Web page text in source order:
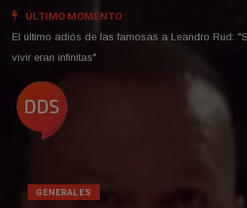
ÚLTIMO MOMENTO :
El último adiós de las famosas a Leandro Rud:
vivir eran infinitas"
GENERALES